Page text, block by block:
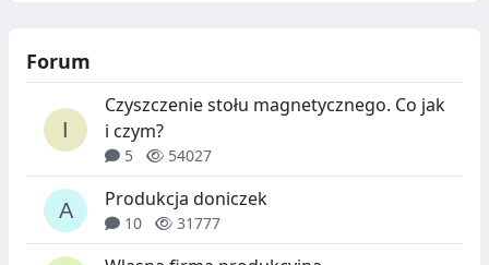
Forum
Czyszczenie stołu magnetycznego. Co jak
i czym?
5 54027
Produkcja doniczek
10 31777